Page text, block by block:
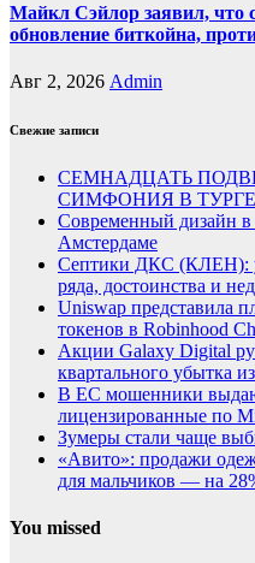
Майкл Сэйлор заявил, что
обновление биткойна,
Авг 2, 2026 Admin
Свежие записи
СЕМНАДЦАТЬ
СИМФОНИЯ В
Современный дизайн
Амстердаме
Септики ДКС (КЛЕН):
ряда, достоинства и
Uniswap представила
токенов в Robinhood
Акции Galaxy Digital
квартального убытка
В ЕС мошенники
лицензированные по
Зумеры стали чаще
«Авито»: продажи
для мальчиков — на
You missed